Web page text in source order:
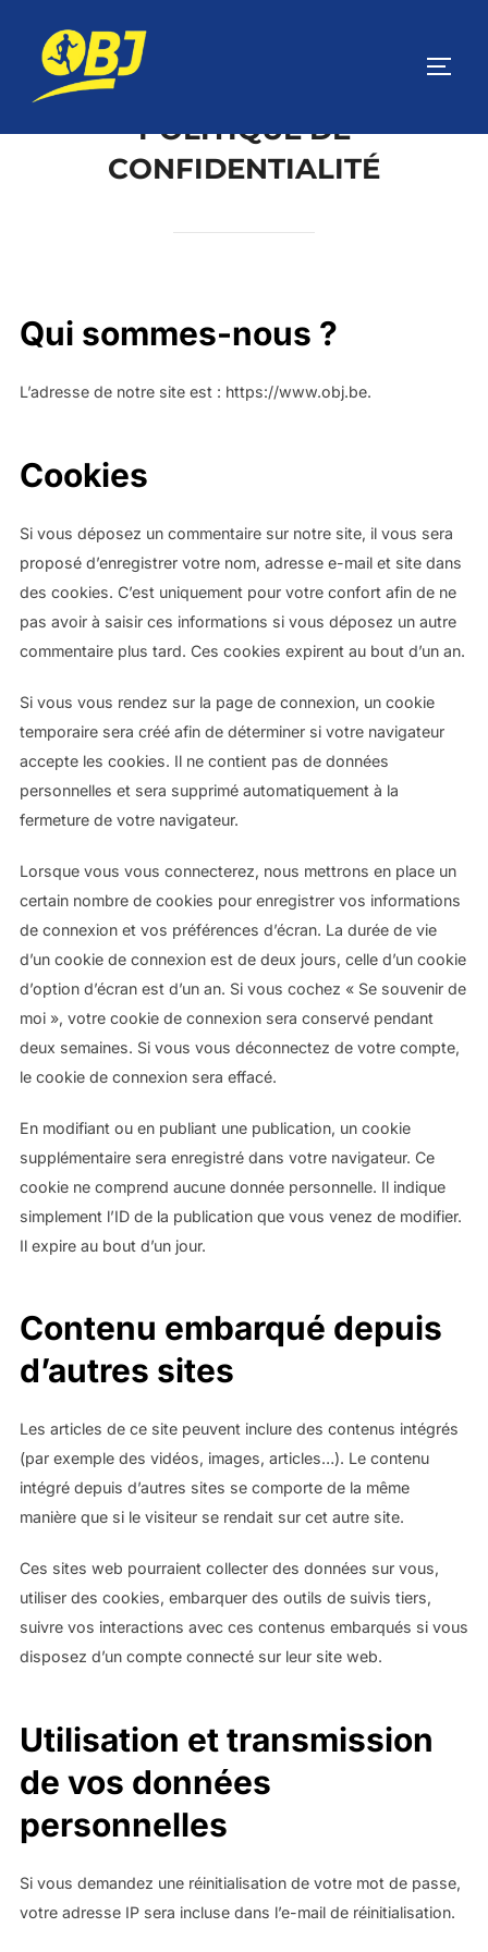
POLITIQUE DE
CONFIDENTIALITÉ
Qui sommes-nous ?
L’adresse de notre site est : https://www.obj.be.
Cookies
Si vous déposez un commentaire sur notre site, il vous sera
proposé d’enregistrer votre nom, adresse e-mail et site dans
des cookies. C’est uniquement pour votre confort afin de ne
pas avoir à saisir ces informations si vous déposez un autre
commentaire plus tard. Ces cookies expirent au bout d’un an.
Si vous vous rendez sur la page de connexion, un cookie
temporaire sera créé afin de déterminer si votre navigateur
accepte les cookies. Il ne contient pas de données
personnelles et sera supprimé automatiquement à la
fermeture de votre navigateur.
Lorsque vous vous connecterez, nous mettrons en place un
certain nombre de cookies pour enregistrer vos informations
de connexion et vos préférences d’écran. La durée de vie
d’un cookie de connexion est de deux jours, celle d’un cookie
d’option d’écran est d’un an. Si vous cochez « Se souvenir de
moi », votre cookie de connexion sera conservé pendant
deux semaines. Si vous vous déconnectez de votre compte,
le cookie de connexion sera effacé.
En modifiant ou en publiant une publication, un cookie
supplémentaire sera enregistré dans votre navigateur. Ce
cookie ne comprend aucune donnée personnelle. Il indique
simplement l’ID de la publication que vous venez de modifier.
Il expire au bout d’un jour.
Contenu embarqué depuis
d’autres sites
Les articles de ce site peuvent inclure des contenus intégrés
(par exemple des vidéos, images, articles…). Le contenu
intégré depuis d’autres sites se comporte de la même
manière que si le visiteur se rendait sur cet autre site.
Ces sites web pourraient collecter des données sur vous,
utiliser des cookies, embarquer des outils de suivis tiers,
suivre vos interactions avec ces contenus embarqués si vous
disposez d’un compte connecté sur leur site web.
Utilisation et transmission
de vos données
personnelles
Si vous demandez une réinitialisation de votre mot de passe,
votre adresse IP sera incluse dans l’e-mail de réinitialisation.